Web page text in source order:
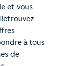
et vous
à tous
de